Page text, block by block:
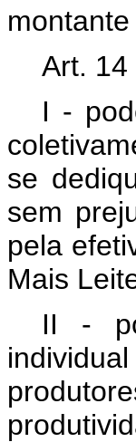
Art. 14
I -
se
sem
pela
Mais
II -